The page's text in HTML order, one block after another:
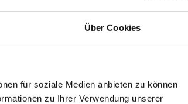
Über Cookies
für soziale Medien anbieten zu können
zu Ihrer Verwendung unserer